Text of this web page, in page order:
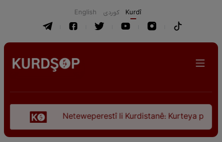
English كوردی Kurdî
Neteweperestî li Kurdistanê: Kurteya pêşveçûna